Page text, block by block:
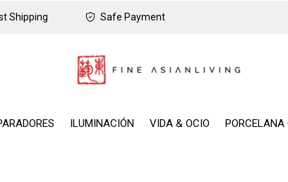
ILUMINACIÓN VIDA & OCIO PORCELANA
Shipping Safe Payment